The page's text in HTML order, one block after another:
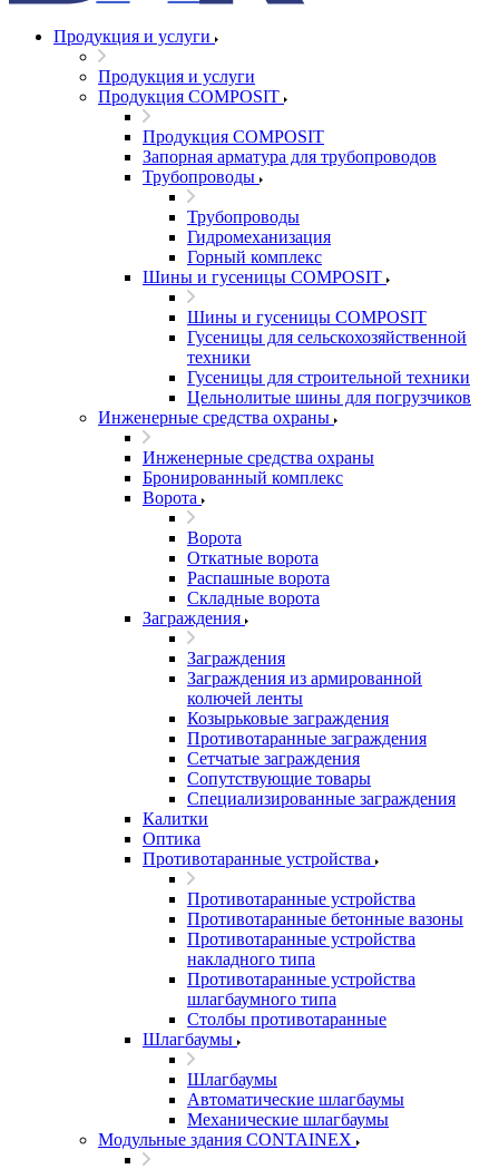
Продукция и услуги
Продукция и услуги
Продукция COMPOSIT
Продукция COMPOSIT
Запорная арматура для трубопроводов
Трубопроводы
Трубопроводы
Гидромеханизация
Горный комплекс
Шины и гусеницы COMPOSIT
Шины и гусеницы COMPOSIT
Гусеницы для сельскохозяйственной
техники
Гусеницы для строительной техники
Цельнолитые шины для погрузчиков
Инженерные средства охраны
Инженерные средства охраны
Бронированный комплекс
Ворота
Ворота
Откатные ворота
Распашные ворота
Складные ворота
Заграждения
Заграждения
Заграждения из армированной
колючей ленты
Козырьковые заграждения
Противотаранные заграждения
Сетчатые заграждения
Сопутствующие товары
Специализированные заграждения
Калитки
Оптика
Противотаранные устройства
Противотаранные устройства
Противотаранные бетонные вазоны
Противотаранные устройства
накладного типа
Противотаранные устройства
шлагбаумного типа
Столбы противотаранные
Шлагбаумы
Шлагбаумы
Автоматические шлагбаумы
Механические шлагбаумы
Модульные здания CONTAINEX